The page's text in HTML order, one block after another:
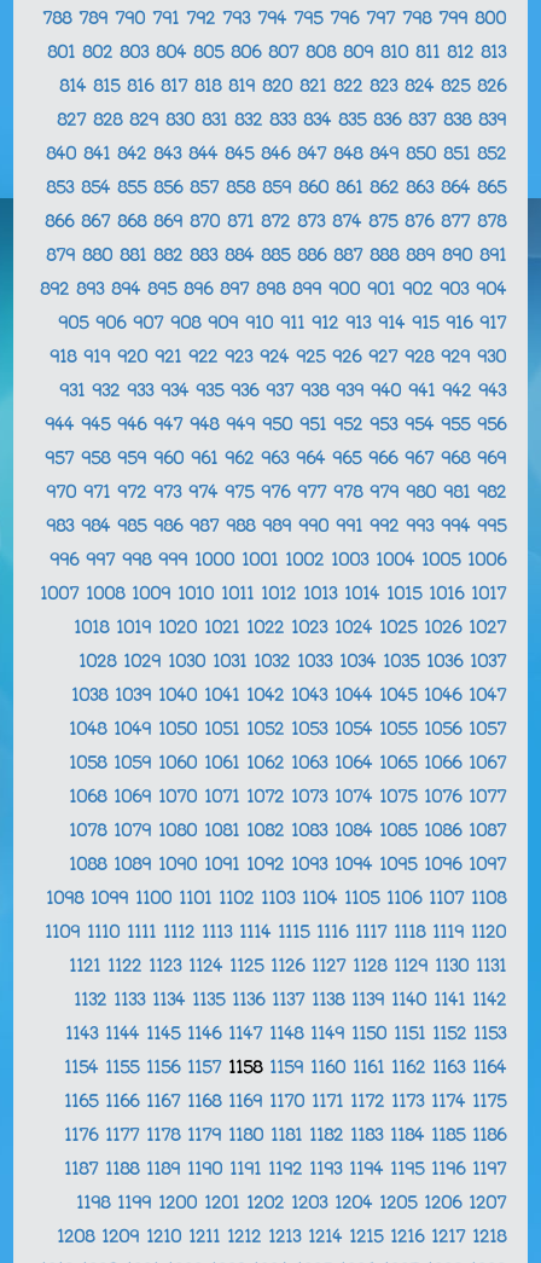
788 789 790 791 792 793 794 795 796 797 798 799 800
801 802 803 804 805 806 807 808 809 810 811 812 813
814 815 816 817 818 819 820 821 822 823 824 825 826
827 828 829 830 831 832 833 834 835 836 837 838 839
840 841 842 843 844 845 846 847 848 849 850 851 852
853 854 855 856 857 858 859 860 861 862 863 864 865
866 867 868 869 870 871 872 873 874 875 876 877 878
879 880 881 882 883 884 885 886 887 888 889 890 891
892 893 894 895 896 897 898 899 900 901 902 903 904
905 906 907 908 909 910 911 912 913 914 915 916 917
918 919 920 921 922 923 924 925 926 927 928 929 930
931 932 933 934 935 936 937 938 939 940 941 942 943
944 945 946 947 948 949 950 951 952 953 954 955 956
957 958 959 960 961 962 963 964 965 966 967 968 969
970 971 972 973 974 975 976 977 978 979 980 981 982
983 984 985 986 987 988 989 990 991 992 993 994 995
996 997 998 999 1000 1001 1002 1003 1004 1005 1006
1007 1008 1009 1010 1011 1012 1013 1014 1015 1016 1017
1018 1019 1020 1021 1022 1023 1024 1025 1026 1027
1028 1029 1030 1031 1032 1033 1034 1035 1036 1037
1038 1039 1040 1041 1042 1043 1044 1045 1046 1047
1048 1049 1050 1051 1052 1053 1054 1055 1056 1057
1058 1059 1060 1061 1062 1063 1064 1065 1066 1067
1068 1069 1070 1071 1072 1073 1074 1075 1076 1077
1078 1079 1080 1081 1082 1083 1084 1085 1086 1087
1088 1089 1090 1091 1092 1093 1094 1095 1096 1097
1098 1099 1100 1101 1102 1103 1104 1105 1106 1107 1108
1109 1110 1111 1112 1113 1114 1115 1116 1117 1118 1119 1120
1121 1122 1123 1124 1125 1126 1127 1128 1129 1130 1131
1132 1133 1134 1135 1136 1137 1138 1139 1140 1141 1142
1143 1144 1145 1146 1147 1148 1149 1150 1151 1152 1153
1154 1155 1156 1157 1158 1159 1160 1161 1162 1163 1164
1165 1166 1167 1168 1169 1170 1171 1172 1173 1174 1175
1176 1177 1178 1179 1180 1181 1182 1183 1184 1185 1186
1187 1188 1189 1190 1191 1192 1193 1194 1195 1196 1197
1198 1199 1200 1201 1202 1203 1204 1205 1206 1207
1208 1209 1210 1211 1212 1213 1214 1215 1216 1217 1218